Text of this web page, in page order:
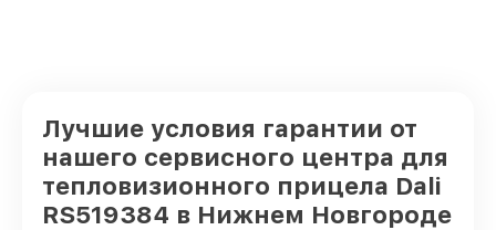
Лучшие условия гарантии от
нашего сервисного центра для
тепловизионного прицела Dali
RS519384 в Нижнем Новгороде